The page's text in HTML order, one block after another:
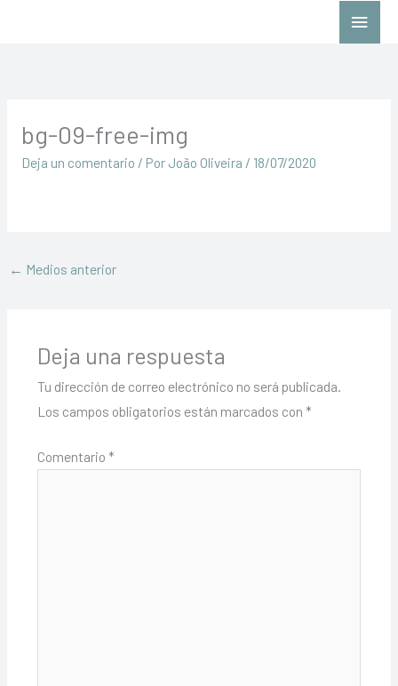
Menú
bg-09-free-img
Deja un comentario / Por João Oliveira / 18/07/2020
← Medios anterior
Deja una respuesta
Tu dirección de correo electrónico no será publicada.
Los campos obligatorios están marcados con *
Comentario *